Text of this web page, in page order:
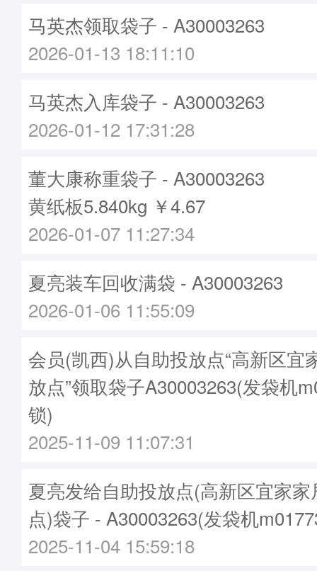
马英杰领取袋子 - A30003263
2026-01-13 18:11:10
马英杰入库袋子 - A30003263
2026-01-12 17:31:28
董大康称重袋子 - A30003263
黄纸板5.840kg ￥4.67
2026-01-07 11:27:34
夏亮装车回收满袋 - A30003263
2026-01-06 11:55:09
会员(凯西)从自助投放点“高新区宜
放点”领取袋子A30003263(发袋机
锁)
2025-11-09 11:07:31
夏亮发给自助投放点(高新区宜家
点)袋子 - A30003263(发袋机
2025-11-04 15:59:18